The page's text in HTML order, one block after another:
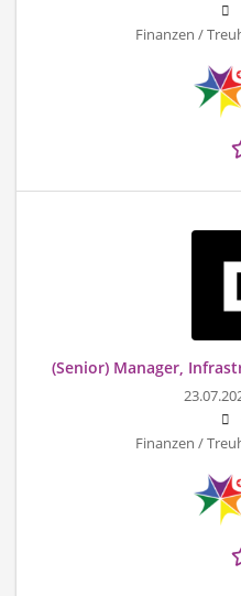
Finanzen /
(Senior) Manager,
Finanzen /